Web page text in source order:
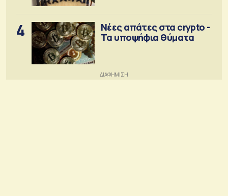
4
Νέες απάτες στα crypto -
Τα υποψήφια θύματα